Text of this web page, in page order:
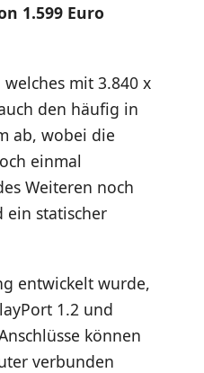
1.599 Euro
mit 3.840 x
den häufig in
ab, wobei die
einmal
Weiteren noch
ein statischer
entwickelt wurde,
1.2 und
können
verbunden